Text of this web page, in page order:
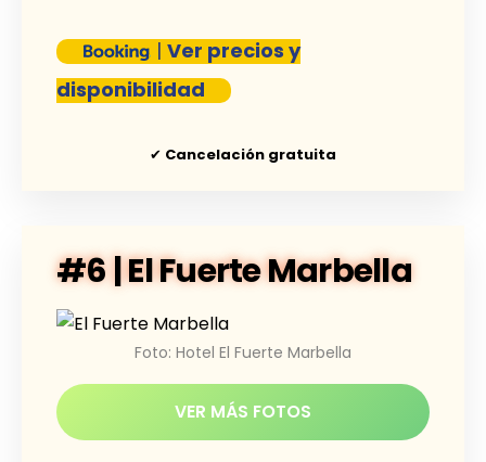
| Ver precios y
disponibilidad
✔ Cancelación gratuita
#6 | El Fuerte Marbella
Foto: Hotel El Fuerte Marbella
VER MÁS FOTOS